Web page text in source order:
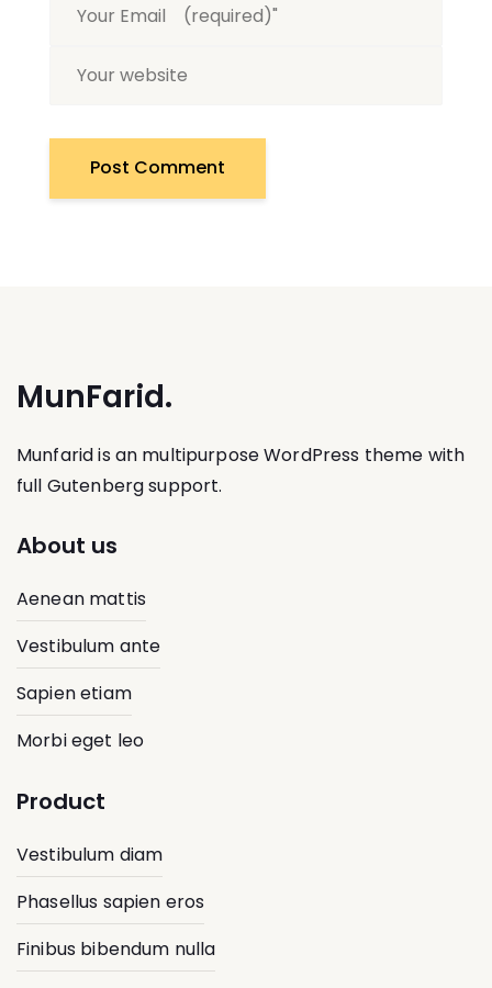
MunFarid.
Munfarid is an multipurpose WordPress theme with
full Gutenberg support.
About us
Aenean mattis
Vestibulum ante
Sapien etiam
Morbi eget leo
Product
Vestibulum diam
Phasellus sapien eros
Finibus bibendum nulla